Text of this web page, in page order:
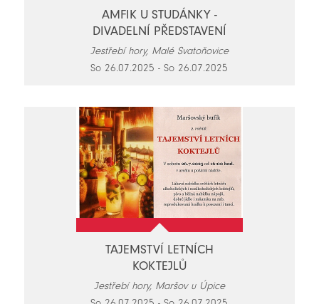
AMFIK U STUDÁNKY -
DIVADELNÍ PŘEDSTAVENÍ
Jestřebí hory, Malé Svatoňovice
So 26.07.2025 - So 26.07.2025
TAJEMSTVÍ LETNÍCH
KOKTEJLŮ
Jestřebí hory, Maršov u Úpice